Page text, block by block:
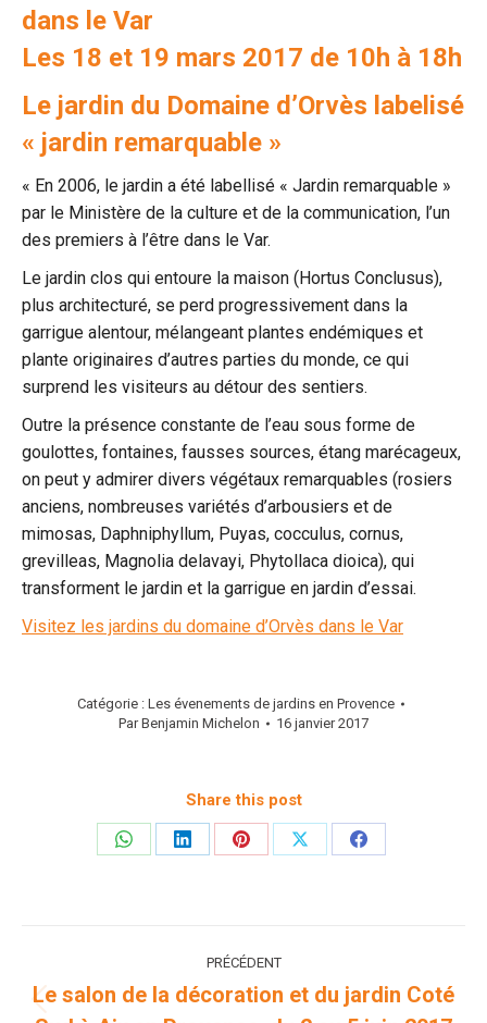
dans le Var
Les 18 et 19 mars 2017 de 10h à 18h
Le jardin du Domaine d’Orvès labelisé
« jardin remarquable »
« En 2006, le jardin a été labellisé « Jardin remarquable »
par le Ministère de la culture et de la communication, l’un
des premiers à l’être dans le Var.
Le jardin clos qui entoure la maison (Hortus Conclusus),
plus architecturé, se perd progressivement dans la
garrigue alentour, mélangeant plantes endémiques et
plante originaires d’autres parties du monde, ce qui
surprend les visiteurs au détour des sentiers.
Outre la présence constante de l’eau sous forme de
goulottes, fontaines, fausses sources, étang marécageux,
on peut y admirer divers végétaux remarquables (rosiers
anciens, nombreuses variétés d’arbousiers et de
mimosas, Daphniphyllum, Puyas, cocculus, cornus,
grevilleas, Magnolia delavayi, Phytollaca dioica), qui
transforment le jardin et la garrigue en jardin d’essai.
Visitez les jardins du domaine d’Orvès dans le Var
Catégorie : Les évenements de jardins en Provence
ParBenjamin Michelon 16 janvier 2017
Share this post
PartagerPartagerPartagerPartagerPartager
article
PRÉCÉDENT
Le salon de la décoration et du jardin Coté